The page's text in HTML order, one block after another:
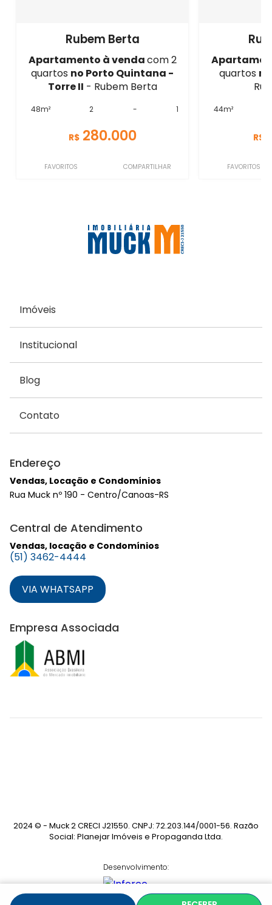
Rubem Berta
Apartamento à vendacom 2
quartos no Porto Quintana -
Torre II - Rubem Berta
48m² 2 - 1
R$ 280.000
FAVORITOS COMPARTILHAR
quartos
44m²
R$
FAVORITOS
Imóveis
Institucional
Blog
Contato
Endereço
Vendas, Locação e Condomínios
Rua Muck nº 190 - Centro/Canoas-RS
Central de Atendimento
Vendas, locação e Condomínios
(51) 3462-4444
VIA WHATSAPP
Empresa Associada
2024 © - Muck 2 CRECI J21550. CNPJ: 72.203.144/0001-56. Razão
Social: Planejar Imóveis e Propaganda Ltda.
Desenvolvimento: